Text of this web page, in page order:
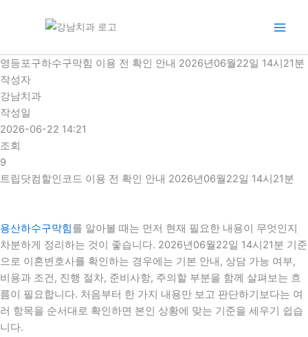
로
건
너
뛰
기
영등포구하수구막힘 이용 전 확인 안내 2026년06월22일 14시21분
작성자
강남치과
작성일
2026-06-22 14:21
조회
9
트립닷컴할인코드 이용 전 확인 안내 2026년06월22일 14시21분
용산하수구막힘를 알아볼 때는 먼저 현재 필요한 내용이 무엇인지
차분하게 정리하는 것이 좋습니다. 2026년06월22일 14시21분 기준
으로 이혼변호사를 확인하는 경우에는 기본 안내, 상담 가능 여부,
비용과 조건, 진행 절차, 준비사항, 주의할 부분을 함께 살펴보는 흐
름이 필요합니다. 처음부터 한 가지 내용만 보고 판단하기보다는 여
러 항목을 순서대로 확인하면 본인 상황에 맞는 기준을 세우기 쉽습
니다.